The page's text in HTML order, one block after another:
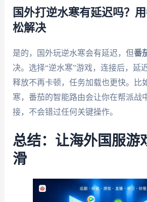
国外打逆水寒有延迟吗？
松解决
是的，国外玩逆水寒会有延迟，但番
决。选择“逆水寒”游戏，连接后，延
释放不再卡顿，任务加载也更快。比
寒，番茄的智能路由会让你在帮派战
接，不会错过任何关键操作。
总结：让海外国服游
滑